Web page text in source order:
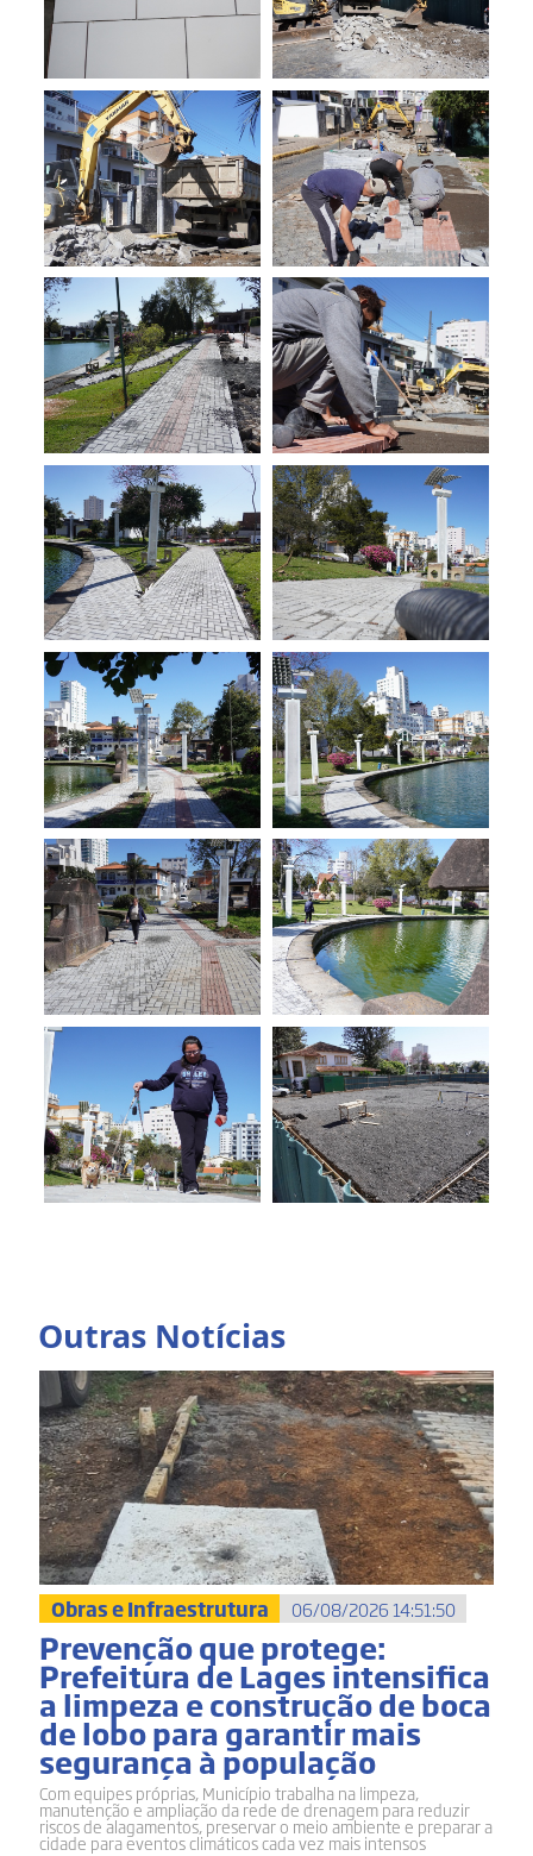
Outras Notícias
Obras e Infraestrutura 06/08/2026 14:51:50
Prevenção que protege:
Prefeitura de Lages intensifica
a limpeza e construção de boca
de lobo para garantir mais
segurança à população
Com equipes próprias, Município trabalha na limpeza,
manutenção e ampliação da rede de drenagem para reduzir
riscos de alagamentos, preservar o meio ambiente e preparar a
cidade para eventos climáticos cada vez mais intensos